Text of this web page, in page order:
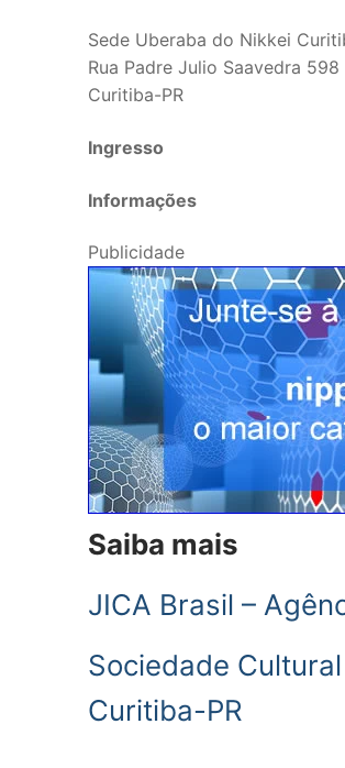
Sede Uberaba do Nikkei
Rua Padre Julio Saavedra
Curitiba-PR
Ingresso
Informações
Publicidade
Saiba mais
JICA Brasil –
Sociedade
Curitiba-PR